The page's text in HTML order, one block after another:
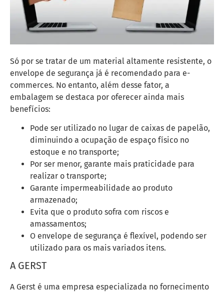
Só por se tratar de um material altamente resistente, o
envelope de segurança já é recomendado para e-
commerces. No entanto, além desse fator, a
embalagem se destaca por oferecer ainda mais
benefícios:
Pode ser utilizado no lugar de caixas de papelão,
diminuindo a ocupação de espaço físico no
estoque e no transporte;
Por ser menor, garante mais praticidade para
realizar o transporte;
Garante impermeabilidade ao produto
armazenado;
Evita que o produto sofra com riscos e
amassamentos;
O envelope de segurança é flexível, podendo ser
utilizado para os mais variados itens.
A GERST
A Gerst é uma empresa especializada no fornecimento